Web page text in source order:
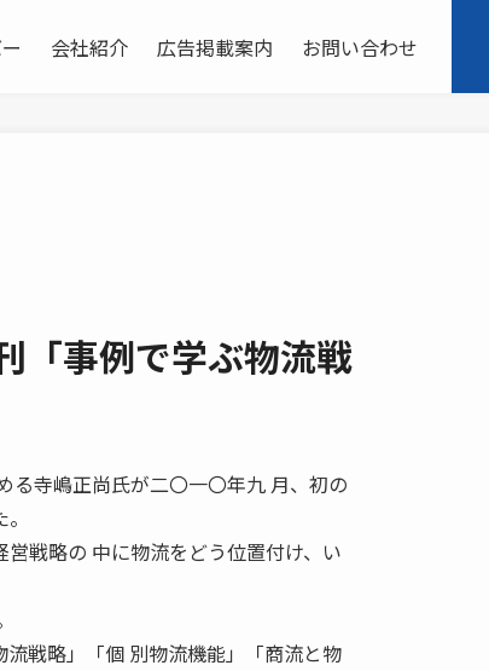
会社紹介 広告掲載案内 お問い合わせ
「事例で学ぶ物流戦
寺嶋正尚氏が二〇一〇年九 月、初の
戦略の 中に物流をどう位置付け、い
戦略」「個 別物流機能」「商流と物